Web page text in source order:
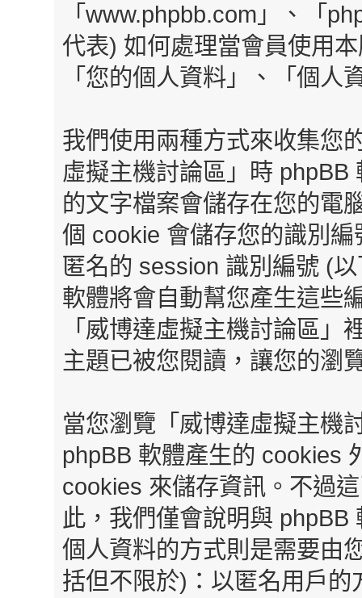
「www.phpbb.com」、「
代表) 如何處理當會員使用
「您的個人資料」、「個人
我們使用兩種方式來收集您
虛擬主機討論區」時
的文字檔案會儲存在您的電
個 cookie 會儲存您的識別
匿名的 session 識別編號 (
軟體將會自動幫您產生這些
「威博達虛擬主機討論區
主題已被您閱讀，讓您的瀏
當您瀏覽「威博達虛擬主機
phpBB 軟體產生的 cookies
cookies 來儲存資訊。不過
此，我們僅會說明與
個人資料的方式則是需要由
括但不限於)：以匿名用戶